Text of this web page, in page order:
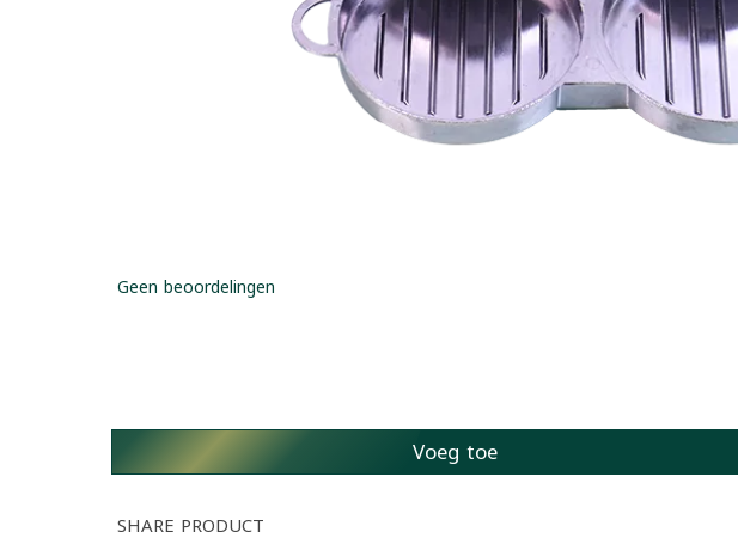
Geen beoordelingen
Voeg toe
SHARE PRODUCT